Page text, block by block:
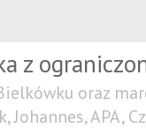
z
oraz
Johannes, APA,